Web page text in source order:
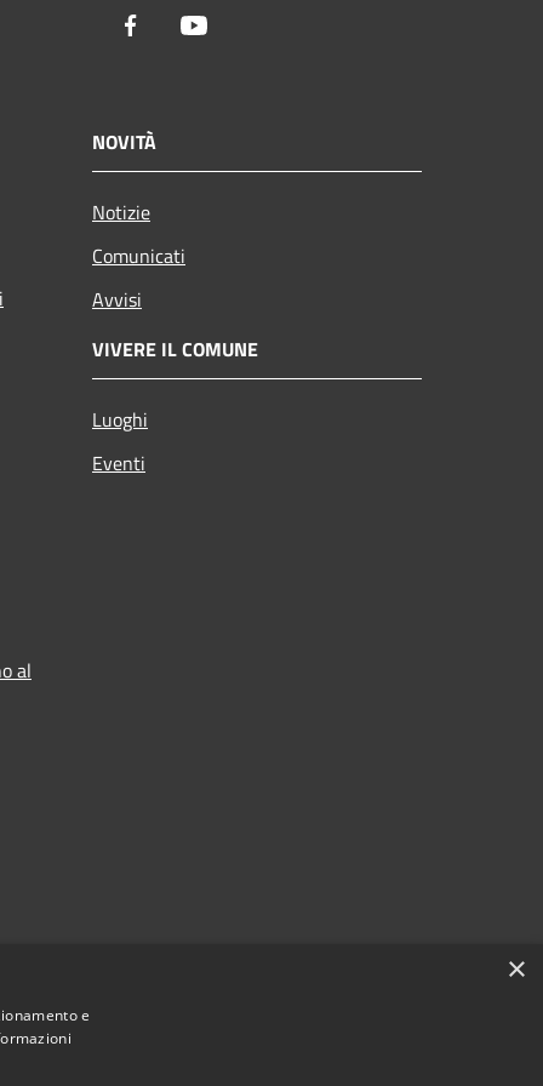
Facebook
NOVITÀ
Notizie
Comunicati
Avvisi
VIVERE IL COMUNE
Luoghi
Eventi
al
×
e